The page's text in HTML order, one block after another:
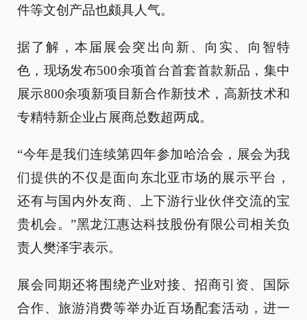
件等文创产品也颇具人气。
据了解，本届展会突出向新、向实、向智特
色，现场发布500余项首台首套首款新品，集中
展示800余项新项目新合作新技术，高新技术和
专精特新企业占展商总数超两成。
“今年是我们连续第四年参加哈洽会，展会为我
们提供的不仅是面向东北亚市场的展示平台，
还有与国内外友商、上下游行业伙伴交流的宝
贵机会。”黑龙江惠达科技股份有限公司相关负
责人樊泽宇表示。
展会同期还将围绕产业对接、招商引资、国际
合作、旅游消费等举办近百场配套活动，进一